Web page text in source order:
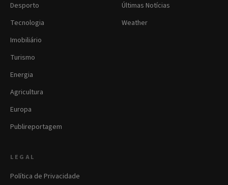
Desporto
Tecnologia
Imobiliário
Turismo
Energia
Agricultura
Europa
Publireportagem
Últimas Notícias
Weather
LEGAL
Política de Privacidade